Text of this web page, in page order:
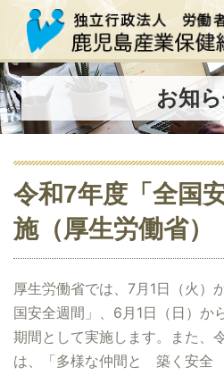
お知
令和7年度「全国
施（厚生労働省）
厚生労働省では、7月1日（火）
国安全週間」、6月1日（日）か
期間として実施します。また、
は、「多様な仲間と 築く安全